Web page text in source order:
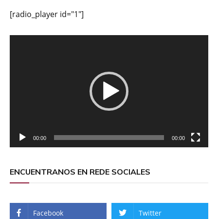
[radio_player id="1"]
00:00 00:00
ENCUENTRANOS EN REDE SOCIALES
Facebook Twitter